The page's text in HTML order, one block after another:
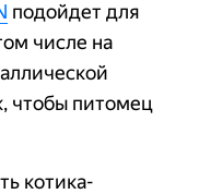
подойдет для
числе на
чтобы питомец
котика-